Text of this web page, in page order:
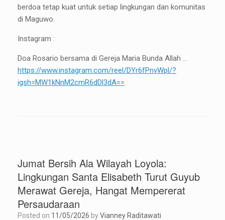
berdoa tetap kuat untuk setiap lingkungan dan komunitas
di Maguwo.
Instagram :
Doa Rosario bersama di Gereja Maria Bunda Allah …
https://www.instagram.com/reel/DYr6fPnvWpl/?
igsh=MW1kNnM2cmR6dDl3dA==
Jumat Bersih Ala Wilayah Loyola:
Lingkungan Santa Elisabeth Turut Guyub
Merawat Gereja, Hangat Mempererat
Persaudaraan
Posted on 11/05/2026 byVianney Raditawati